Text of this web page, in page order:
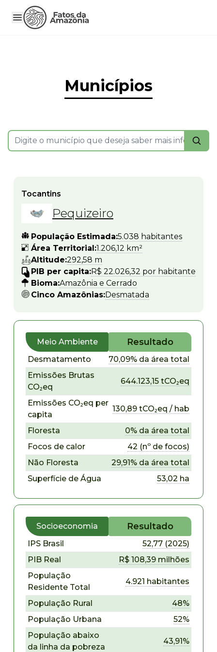
Municípios
Tocantins
Pequizeiro
População Estimada:5.038 habitantes
Área Territorial:1.206,12 km²
Altitude:292,58 m
PIB per capita:R$ 22.026,32 por habitante
Bioma:Amazônia e Cerrado
Cinco Amazônias:Desmatada
Meio Ambiente Resultado
Desmatamento
70,09% da área total
Emissões Brutas
CO₂eq
644.123,15 tCO₂eq
Emissões CO₂eq per
capita
130,89 tCO₂eq / hab
Floresta
0% da área total
Focos de calor
42 (nº de focos)
Não Floresta
29,91% da área total
Superfície de Água
53,02 ha
Socioeconomia Resultado
IPS Brasil
52,77 (2025)
PIB Real
R$ 108,39 milhões
População
Residente Total
4.921 habitantes
População Rural
48%
População Urbana
52%
População abaixo
da linha da pobreza
43,91%